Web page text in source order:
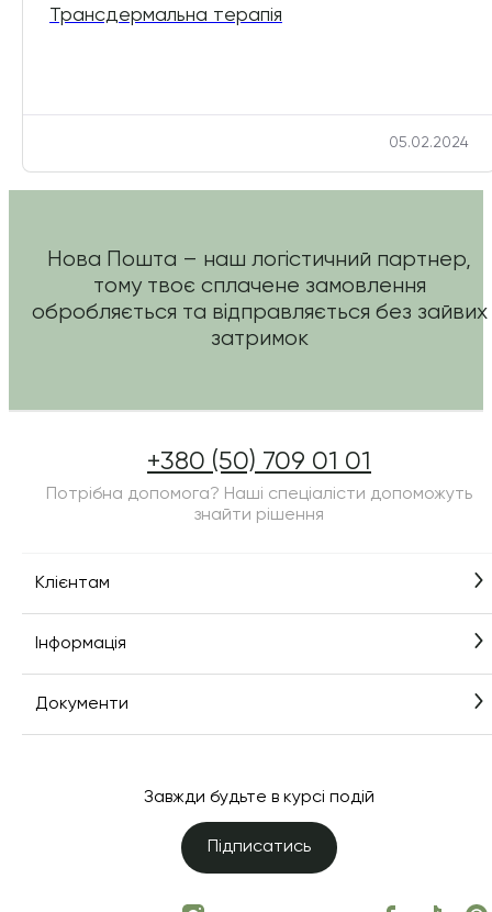
Трансдермальна терапія
05.02.2024
Нова Пошта – наш логістичний партнер,
тому твоє сплачене замовлення
обробляється та відправляється без зайвих
затримок
+380 (50) 709 01 01
Потрібна допомога? Наші спеціалісти допоможуть
знайти рішення
Клієнтам
Інформація
Документи
Завжди будьте в курсі подій
Підписатись